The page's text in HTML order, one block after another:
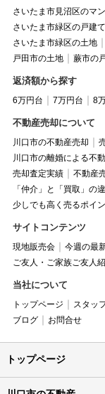
さいたま市見沼区のマ
さいたま市緑区の戸建て
さいたま市緑区の土地
戸田市の土地
蕨市の
返済額から探す
6万円台 7万円台 8
不動産売却について
川口市の不動産売却
川口市の離婚による不
売却査定実績
不動産
「仲介」と「買取」の
少しでも高く売るポイ
サイトコンテンツ
現地販売会
今週の最
ご友人・ご家族ご友人
当社について
トップページ スタッ
ブログ
お問合せ
トップページ